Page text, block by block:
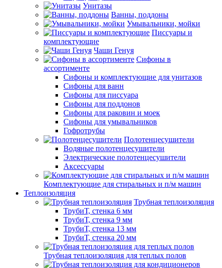
Унитазы
Ванны, поддоны
Умывальники, мойки
Писсуары и
комплектующие
Чаши Генуя
Сифоны в
ассортименте
Сифоны и комплектующие для унитазов
Сифоны для ванн
Сифоны для писсуара
Сифоны для поддонов
Сифоны для раковин и моек
Сифоны для умывальников
Гофротрубы
Полотенцесушители
Водяные полотенцесушители
Электрические полотенцесушители
Аксессуары
Комплектующие для стиральных и п/м машин
Теплоизоляция
Трубная теплоизоляция
ТрубиТ, стенка 6 мм
ТрубиТ, стенка 9 мм
ТрубиТ, стенка 13 мм
ТрубиТ, стенка 20 мм
Трубная теплоизоляция для теплых полов